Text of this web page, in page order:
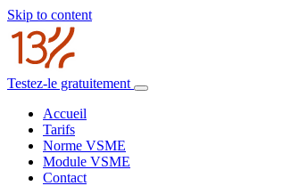
Skip to content
Testez-le gratuitement
Accueil
Tarifs
Norme VSME
Module VSME
Contact